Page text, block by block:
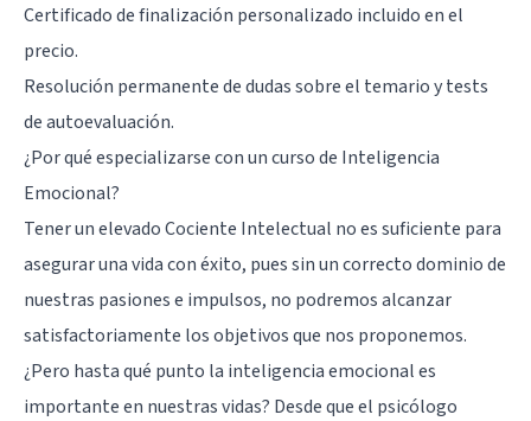
Certificado de finalización personalizado incluido en el
precio.
Resolución permanente de dudas sobre el temario y tests
de autoevaluación.
¿Por qué especializarse con un curso de Inteligencia
Emocional?
Tener un elevado Cociente Intelectual no es suficiente para
asegurar una vida con éxito, pues sin un correcto dominio de
nuestras pasiones e impulsos, no podremos alcanzar
satisfactoriamente los objetivos que nos proponemos.
¿Pero hasta qué punto la inteligencia emocional es
importante en nuestras vidas? Desde que el psicólogo